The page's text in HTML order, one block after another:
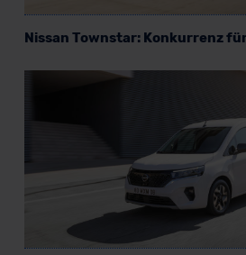
Nissan Townstar: Konkurrenz